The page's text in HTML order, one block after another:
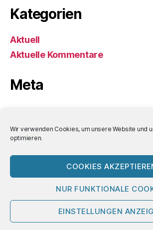
Wir verwenden Cookies, um unsere Website und
optimieren.
COOKIES
NUR FUNKTIONALE
EINSTELLUNGEN
Kategorien
Aktuell
Aktuelle Kommentare
Meta
Eintrags-Feed
Kommentar-Feed
WordPress.org
© 2026Bornemann-Aktuell
Impressum/Datenschutz/Nutzungsbedin